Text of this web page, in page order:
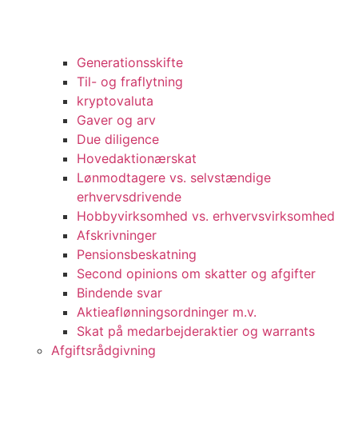
Generationsskifte
Til- og fraflytning
kryptovaluta
Gaver og arv
Due diligence
Hovedaktionærskat
Lønmodtagere vs. selvstændige
erhvervsdrivende
Hobbyvirksomhed vs. erhvervsvirksomhed
Afskrivninger
Pensionsbeskatning
Second opinions om skatter og afgifter
Bindende svar
Aktieaflønningsordninger m.v.
Skat på medarbejderaktier og warrants
Afgiftsrådgivning